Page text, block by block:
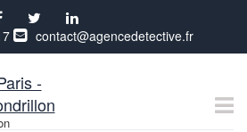
contact@agencedetective.fr
-